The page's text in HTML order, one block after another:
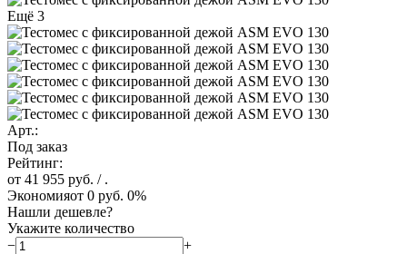
Ещё 3
Арт.:
Под заказ
Рейтинг:
от 41 955 руб. / .
Экономияот 0 руб. 0%
Нашли дешевле?
Укажите количество
−
+